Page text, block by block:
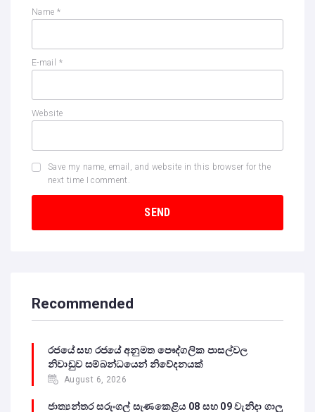
Name *
E-mail *
Website
Save my name, email, and website in this browser for the
next time I comment.
Recommended
රජයේ සහ රජයේ අනුමත පෞද්ගලික පාසල්වල
නිවාඩුව සම්බන්ධයෙන් නිවේදනයක්
August 6, 2026
ජාත්‍යන්තර සරුංගල් සැණකෙළිය 08 සහ 09 වැනිදා ගාලු